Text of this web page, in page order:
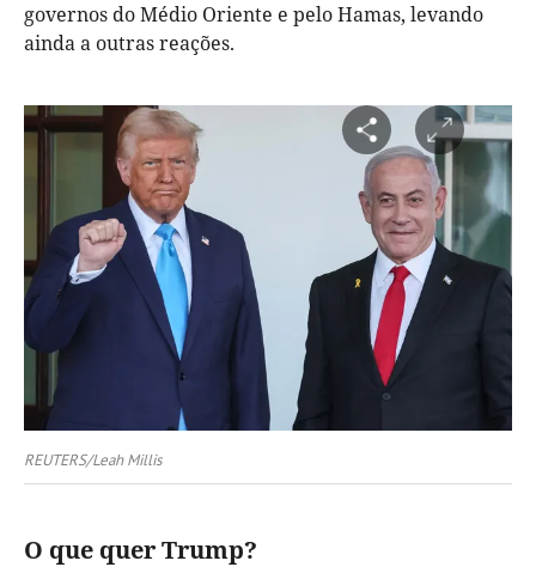
governos do Médio Oriente e pelo Hamas, levando
ainda a outras reações.
REUTERS/Leah Millis
O que quer Trump?